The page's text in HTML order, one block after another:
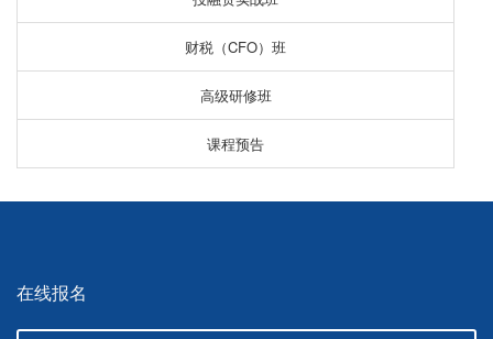
财税（CFO）班
高级研修班
课程预告
在线报名